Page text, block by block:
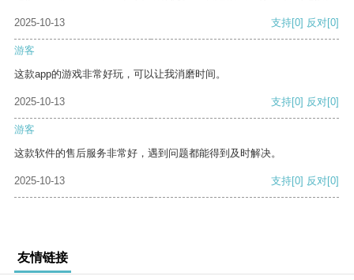
2025-10-13 支持[0] 反对[0]
游客
这款app的游戏非常好玩，可以让我消磨时间。
2025-10-13 支持[0] 反对[0]
游客
这款软件的售后服务非常好，遇到问题都能得到及时解决。
2025-10-13 支持[0] 反对[0]
友情链接